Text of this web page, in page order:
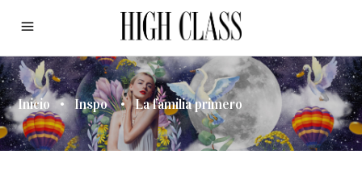
Inicio • Inspo • La familia primero